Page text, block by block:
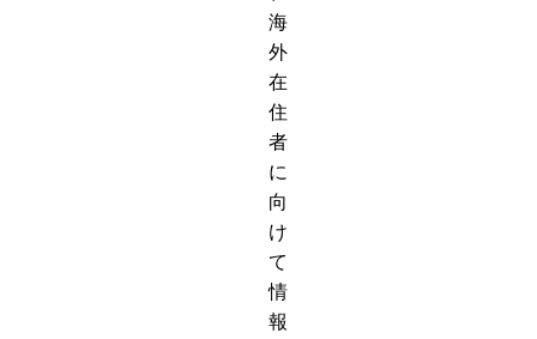
海
外
在
住
者
に
向
け
て
情
報